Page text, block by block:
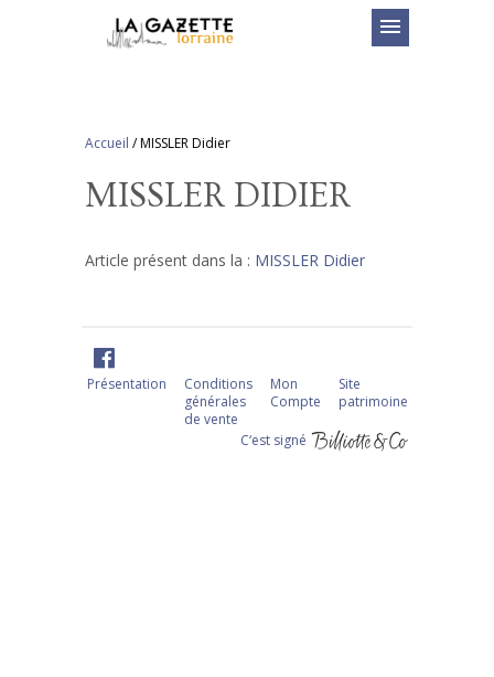
menu
Accueil /MISSLER Didier
MISSLER DIDIER
Article présent dans la : MISSLER Didier
Présentation
Conditions
générales
de vente
Mon
Compte
Site
patrimoine
C‘est signé